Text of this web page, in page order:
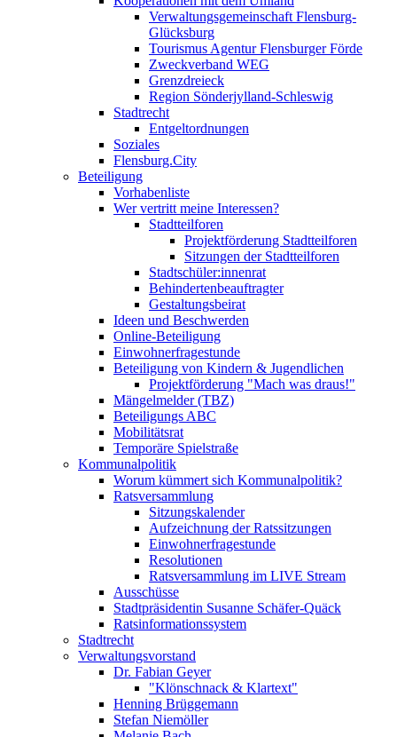
Verwaltungsgemeinschaft Flensburg-
Glücksburg
Tourismus Agentur Flensburger Förde
Zweckverband WEG
Grenzdreieck
Region Sönderjylland-Schleswig
Stadtrecht
Entgeltordnungen
Soziales
Flensburg.City
Beteiligung
Vorhabenliste
Wer vertritt meine Interessen?
Stadtteilforen
Projektförderung Stadtteilforen
Sitzungen der Stadtteilforen
Stadtschüler:innenrat
Behindertenbeauftragter
Gestaltungsbeirat
Ideen und Beschwerden
Online-Beteiligung
Einwohnerfragestunde
Beteiligung von Kindern & Jugendlichen
Projektförderung "Mach was draus!"
Mängelmelder (TBZ)
Beteiligungs ABC
Mobilitätsrat
Temporäre Spielstraße
Kommunalpolitik
Worum kümmert sich Kommunalpolitik?
Ratsversammlung
Sitzungskalender
Aufzeichnung der Ratssitzungen
Einwohnerfragestunde
Resolutionen
Ratsversammlung im LIVE Stream
Ausschüsse
Stadtpräsidentin Susanne Schäfer-Quäck
Ratsinformationssystem
Stadtrecht
Verwaltungsvorstand
Dr. Fabian Geyer
"Klönschnack & Klartext"
Henning Brüggemann
Stefan Niemöller